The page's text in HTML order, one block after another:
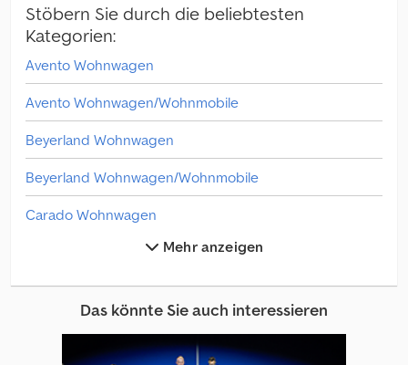
Stöbern Sie durch die beliebtesten
Kategorien:
Avento Wohnwagen
Avento Wohnwagen/Wohnmobile
Beyerland Wohnwagen
Beyerland Wohnwagen/Wohnmobile
Carado Wohnwagen
Carado Wohnwagen/Wohnmobile
Caravelair Wohnwagen
Mehr anzeigen
Das könnte Sie auch interessieren